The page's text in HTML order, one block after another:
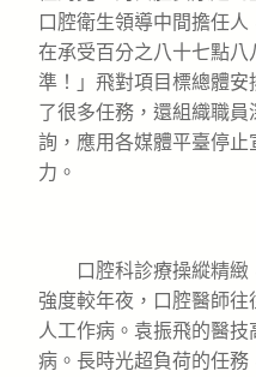
口腔衛生領導中間擔任
在承受百分之八十七點
準！」飛對項目標總體
了很多任務，還組織職
詢，應用各媒體平臺停
力。
口腔科診療操縱精緻
強度較年夜，口腔醫師
人工作病。袁振飛的醫
病。長時光超負荷的任